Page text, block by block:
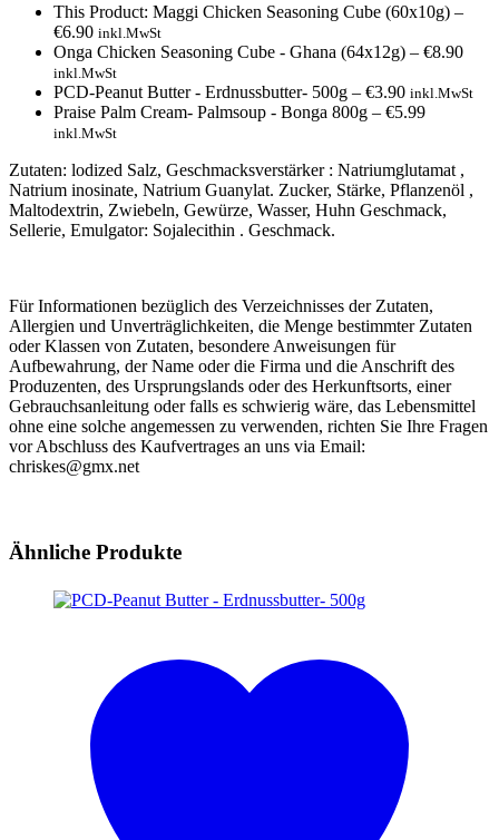
This Product: Maggi Chicken Seasoning Cube (60x10g) –
€6.90 inkl.MwSt
Onga Chicken Seasoning Cube - Ghana (64x12g) – €8.90
inkl.MwSt
PCD-Peanut Butter - Erdnussbutter- 500g – €3.90 inkl.MwSt
Praise Palm Cream- Palmsoup - Bonga 800g – €5.99
inkl.MwSt
Zutaten: lodized Salz, Geschmacksverstärker : Natriumglutamat ,
Natrium inosinate, Natrium Guanylat. Zucker, Stärke, Pflanzenöl ,
Maltodextrin, Zwiebeln, Gewürze, Wasser, Huhn Geschmack,
Sellerie, Emulgator: Sojalecithin . Geschmack.
Für Informationen bezüglich des Verzeichnisses der Zutaten,
Allergien und Unverträglichkeiten, die Menge bestimmter Zutaten
oder Klassen von Zutaten, besondere Anweisungen für
Aufbewahrung, der Name oder die Firma und die Anschrift des
Produzenten, des Ursprungslands oder des Herkunftsorts, einer
Gebrauchsanleitung oder falls es schwierig wäre, das Lebensmittel
ohne eine solche angemessen zu verwenden, richten Sie Ihre Fragen
vor Abschluss des Kaufvertrages an uns via Email:
chriskes@gmx.net
Ähnliche Produkte